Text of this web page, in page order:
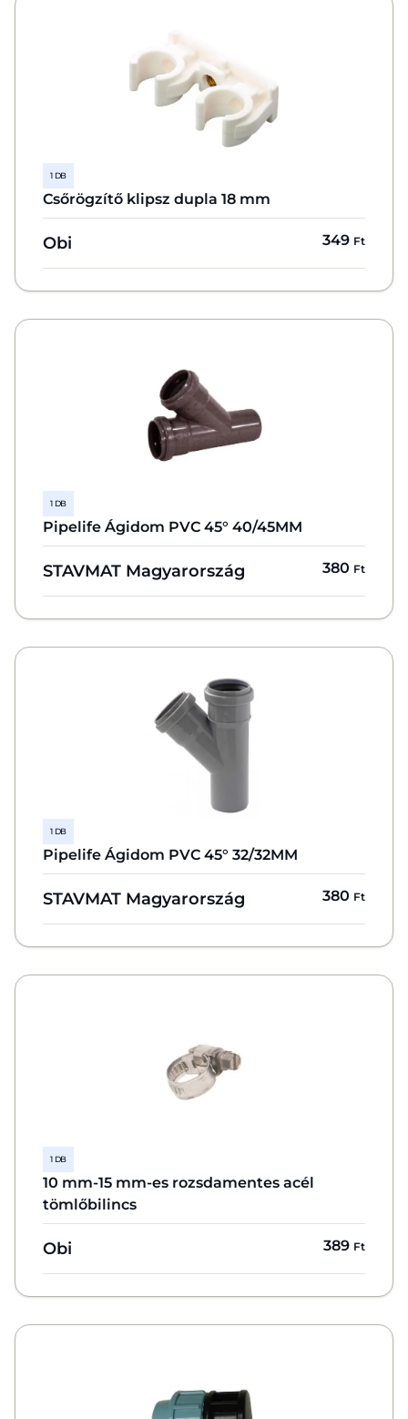
1 DB
Csőrögzítő klipsz dupla 18 mm
Obi 349 Ft
1 DB
Pipelife Ágidom PVC 45° 40/45MM
STAVMAT Magyarország 380 Ft
1 DB
Pipelife Ágidom PVC 45° 32/32MM
STAVMAT Magyarország 380 Ft
1 DB
10 mm-15 mm-es rozsdamentes acél
tömlőbilincs
Obi 389 Ft